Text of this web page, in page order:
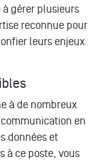
gérer plusieurs
reconnue pour
leurs enjeux
à de nombreux
en
données et
à ce poste, vous